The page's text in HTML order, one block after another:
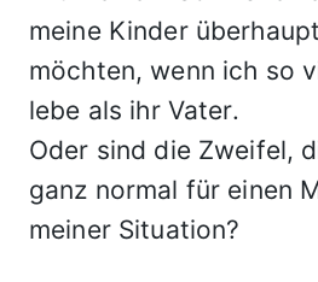
meine Kinder
möchten, wenn ich so
lebe als ihr Vater.
Oder sind die Zweifel,
ganz normal für einen
meiner Situation?